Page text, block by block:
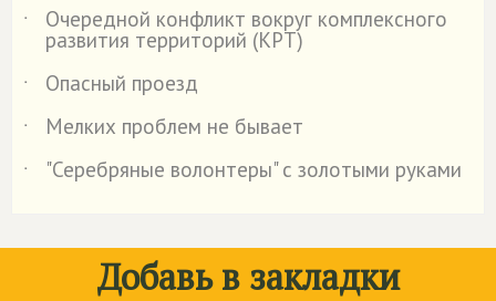
˙
Очередной конфликт вокруг комплексного
развития территорий (КРТ)
˙
Опасный проезд
˙
Мелких проблем не бывает
˙
"Серебряные волонтеры" с золотыми руками
Добавь в закладки